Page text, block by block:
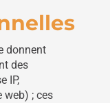
donnent
des
IP,
web) ; ces